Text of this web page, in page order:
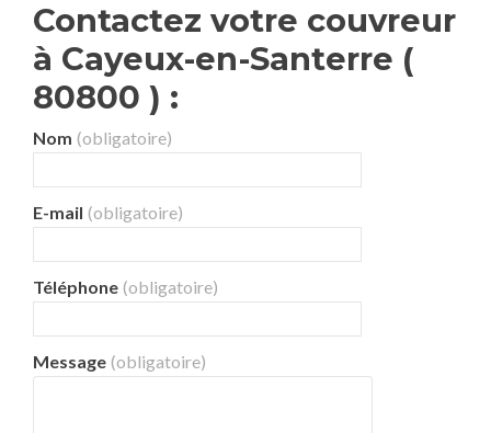
Contactez votre couvreur
à Cayeux-en-Santerre (
80800 ) :
Nom (obligatoire)
E-mail (obligatoire)
Téléphone (obligatoire)
Message (obligatoire)